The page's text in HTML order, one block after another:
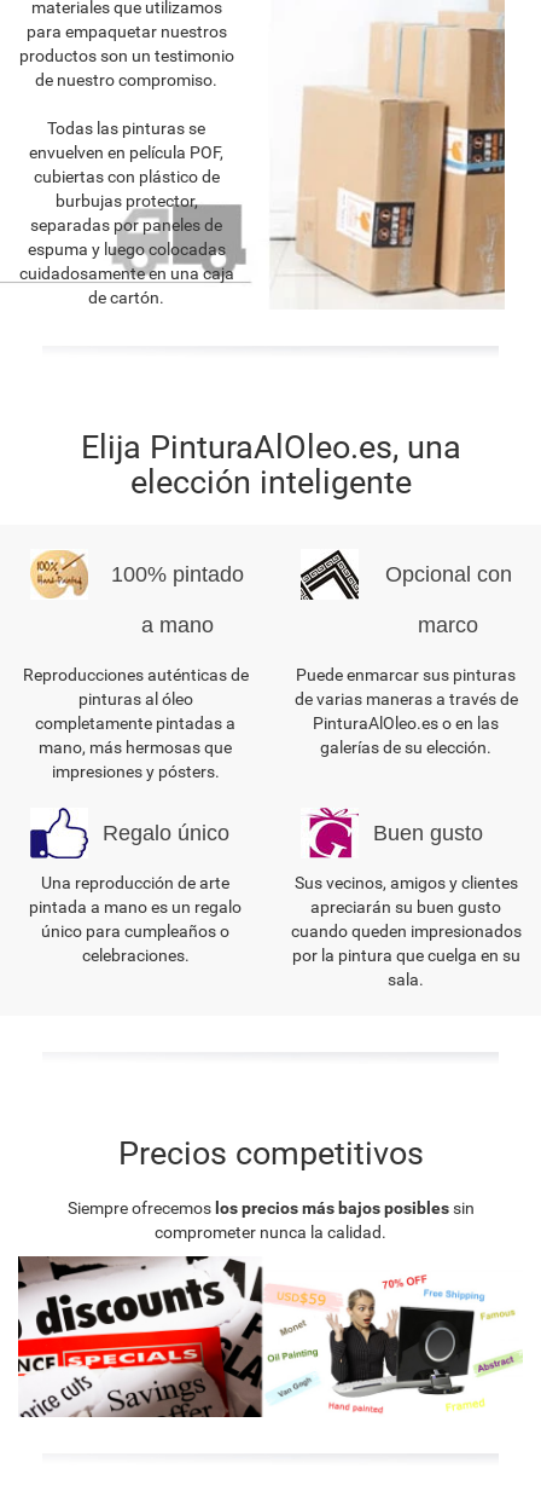
materiales que utilizamos
para empaquetar nuestros
productos son un testimonio
de nuestro compromiso.
Todas las pinturas se
envuelven en película POF,
cubiertas con plástico de
burbujas protector,
separadas por paneles de
espuma y luego colocadas
cuidadosamente en una caja
de cartón.
Elija PinturaAlOleo.es, una
elección inteligente
100% pintado
a mano
Reproducciones auténticas de
pinturas al óleo
completamente pintadas a
mano, más hermosas que
impresiones y pósters.
Opcional con
marco
Puede enmarcar sus pinturas
de varias maneras a través de
PinturaAlOleo.es o en las
galerías de su elección.
Regalo único
Una reproducción de arte
pintada a mano es un regalo
único para cumpleaños o
celebraciones.
Buen gusto
Sus vecinos, amigos y clientes
apreciarán su buen gusto
cuando queden impresionados
por la pintura que cuelga en su
sala.
Precios competitivos
Siempre ofrecemos los precios más bajos posiblessin
comprometer nunca la calidad.